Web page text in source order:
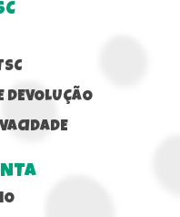
DEVOLUÇÃO